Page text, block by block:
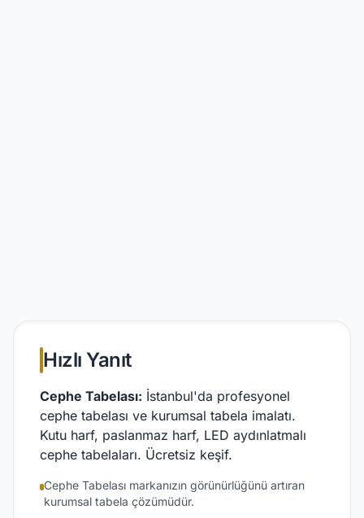
Hızlı Yanıt
Cephe Tabelası: İstanbul'da profesyonel
cephe tabelası ve kurumsal tabela imalatı.
Kutu harf, paslanmaz harf, LED aydınlatmalı
cephe tabelaları. Ücretsiz keşif.
Cephe Tabelası markanızın görünürlüğünü artıran
kurumsal tabela çözümüdür.